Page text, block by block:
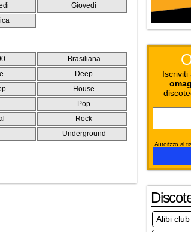
Giovedi
Brasiliana
Deep
House
Pop
Rock
Underground
Iscriviti
Autorizzo al
Alibi